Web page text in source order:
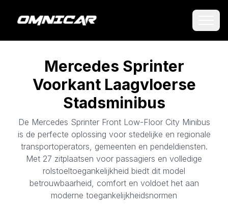
Mercedes Sprinter
Voorkant Laagvloerse
Stadsminibus
De Mercedes Sprinter Front Low-Floor City Minibus
is de perfecte oplossing voor stedelijke en regionale
transportoperators, gemeenten en pendeldiensten.
Met 27 zitplaatsen voor passagiers en volledige
rolstoeltoegankelijkheid biedt dit model
betrouwbaarheid, comfort en voldoet het aan
moderne toegankelijkheidsnormen